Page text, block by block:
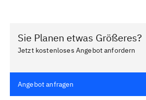
Sie Planen etwas Größeres?
Jetzt kostenloses Angebot anfordern
Angebot anfragen